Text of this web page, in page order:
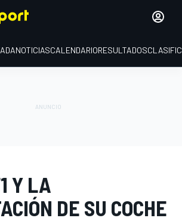
NOTICIASCALENDARIORESULTADOS
Y LA
DE SU COCHE